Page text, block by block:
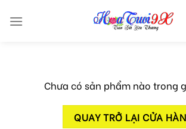
Chưa có sản phẩm nào trong
QUAY TRỞ LẠI CỬA